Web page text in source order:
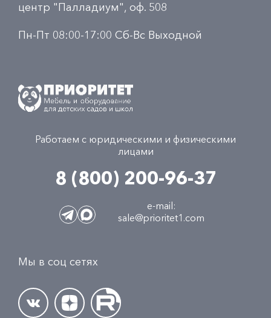
центр "Палладиум", оф. 508
Пн-Пт 08:00-17:00 Сб-Вс Выходной
Работаем с юридическими и физическими
лицами
8 (800) 200-96-37
e-mail:
sale@prioritet1.com
Мы в соц сетях